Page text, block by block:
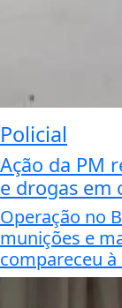
Policial
Ação da PM
e drogas em
Operação no
munições e
compareceu à